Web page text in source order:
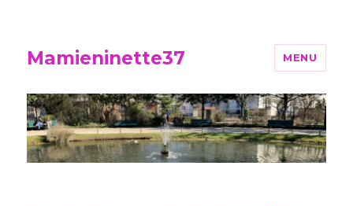
Mamieninette37 MENU